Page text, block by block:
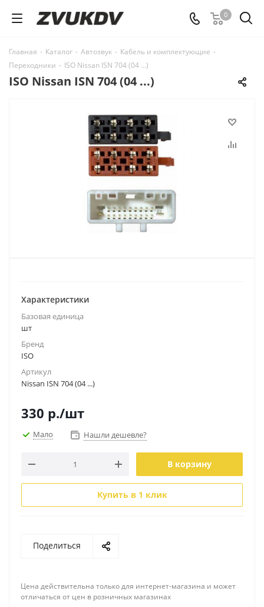
0
Главная - Каталог - Автозвук - Кабель и комплектующие -
Переходники - ISO Nissan ISN 704 (04 ...)
ISO Nissan ISN 704 (04 ...)
Характеристики
Базовая единица
шт
Бренд
ISO
Артикул
Nissan ISN 704 (04 ...)
330 р./шт
Мало Нашли дешевле?
В корзину
Купить в 1 клик
Поделиться
Цена действительна только для интернет-магазина и может
отличаться от цен в розничных магазинах